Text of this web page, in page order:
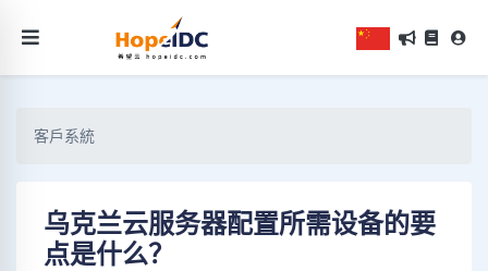
客戶系統
乌克兰云服务器配置所需设备的要
点是什么？